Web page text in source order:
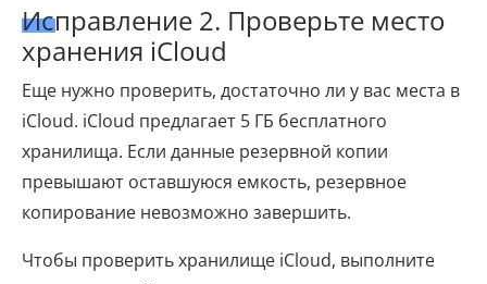
Исправление 2. Проверьте место
хранения iCloud
Еще нужно проверить, достаточно ли у вас места в
iCloud. iCloud предлагает 5 ГБ бесплатного
хранилища. Если данные резервной копии
превышают оставшуюся емкость, резервное
копирование невозможно завершить.
Чтобы проверить хранилище iCloud, выполните